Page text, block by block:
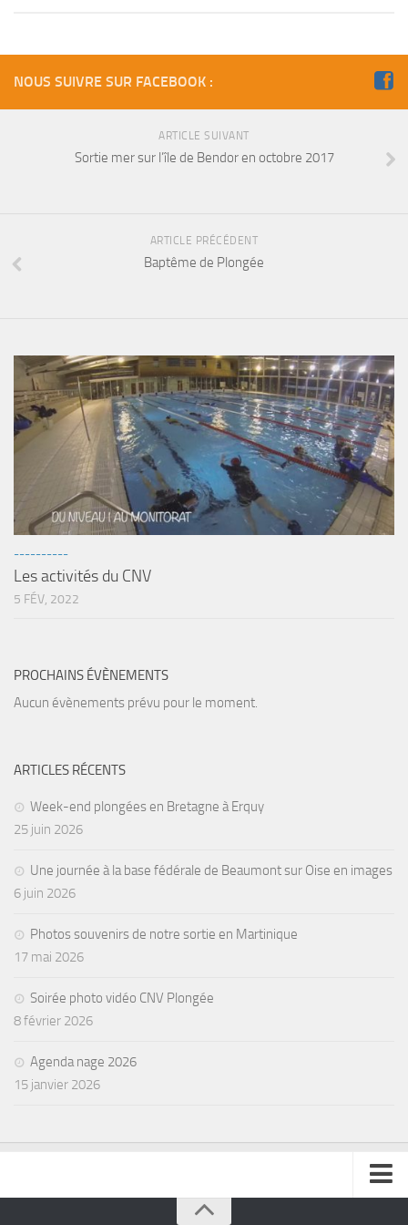
Sorties 2014
Environnement et Biologie Sub
NAGE
NAP / NEV
Agenda
Les Palmes du Lac
Résultats Compétitions
MATERIEL
Section Matériel
NOUS SUIVRE SUR FACEBOOK :
ARTICLE SUIVANT
Sortie mer sur l’île de Bendor en octobre 2017
ARTICLE PRÉCÉDENT
Baptême de Plongée
----------
Les activités du CNV
5 FÉV, 2022
PROCHAINS ÉVÈNEMENTS
Aucun évènements prévu pour le moment.
ARTICLES RÉCENTS
Week-end plongées en Bretagne à Erquy
25 juin 2026
Une journée à la base fédérale de Beaumont sur Oise en images
6 juin 2026
Photos souvenirs de notre sortie en Martinique
17 mai 2026
Soirée photo vidéo CNV Plongée
8 février 2026
Agenda nage 2026
15 janvier 2026